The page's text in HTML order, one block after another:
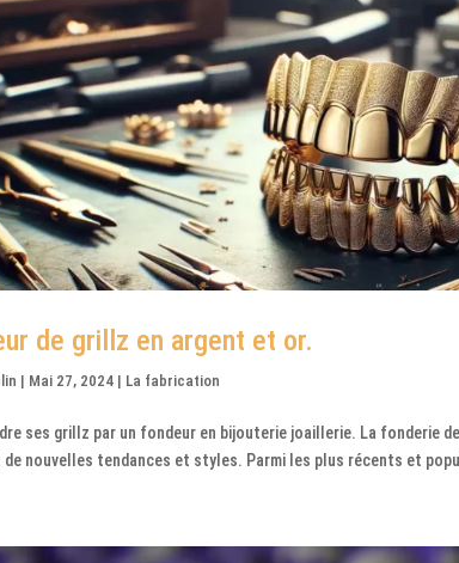
de grillz en argent et or.
| Mai 27, 2024 | La fabrication
ses grillz par un fondeur en bijouterie joaillerie. La fonderie
nouvelles tendances et styles. Parmi les plus récents et